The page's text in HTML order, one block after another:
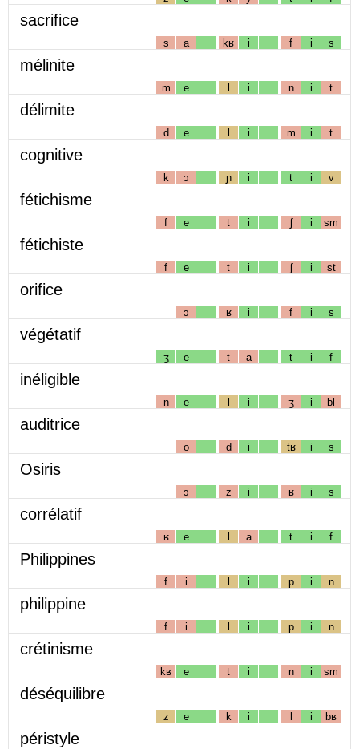
sacrifice
s a kʁ i f i s
mélinite
m e l i n i t
délimite
d e l i m i t
cognitive
k ɔ ɲ i t i v
fétichisme
f e t i ʃ i sm
fétichiste
f e t i ʃ i st
orifice
ɔ ʁ i f i s
végétatif
ʒ e t a t i f
inéligible
n e l i ʒ i bl
auditrice
o d i tʁ i s
Osiris
ɔ z i ʁ i s
corrélatif
ʁ e l a t i f
Philippines
f i l i p i n
philippine
f i l i p i n
crétinisme
kʁ e t i n i sm
déséquilibre
z e k i l i bʁ
péristyle